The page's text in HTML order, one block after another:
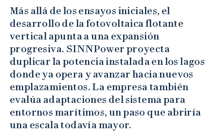
Más allá de los ensayos iniciales, el
desarrollo de la fotovoltaica flotante
vertical apunta a una expansión
progresiva. SINNPower proyecta
duplicar la potencia instalada en los lagos
donde ya opera y avanzar hacia nuevos
emplazamientos. La empresa también
evalúa adaptaciones del sistema para
entornos marítimos, un paso que abriría
una escala todavía mayor.